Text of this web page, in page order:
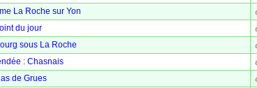
La Roche sur Yon
du jour
sous La Roche
: Chasnais
de Grues